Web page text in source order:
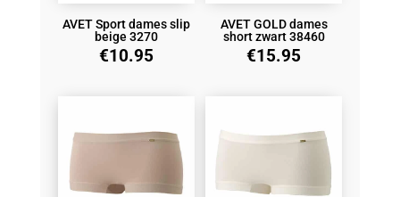
AVET Sport dames slip
beige 3270
€10.95
AVET GOLD dames
short zwart 38460
€15.95